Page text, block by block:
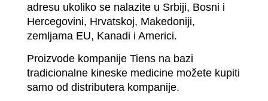
adresu ukoliko se nalazite u Srbiji, Bosni i
Hercegovini, Hrvatskoj, Makedoniji,
zemljama EU, Kanadi i Americi.
Proizvode kompanije Tiens na bazi
tradicionalne kineske medicine možete kupiti
samo od distributera kompanije.